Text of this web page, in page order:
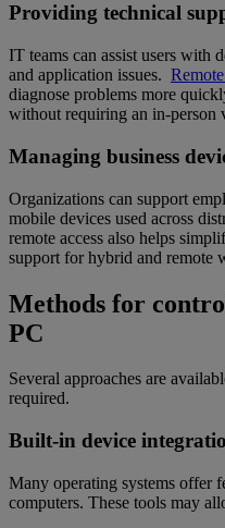
Providing technical
IT teams can assist users with
and application issues.
diagnose problems more
without requiring an in-person
Managing business
Organizations can support
mobile devices used across
remote access also helps
support for hybrid and remote
Methods for
PC
Several approaches are
required.
Built-in device
Many operating systems offer
computers. These tools may